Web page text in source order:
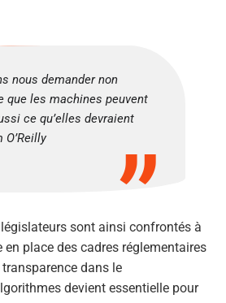
nous demander non
que les machines peuvent
ce qu’elles devraient
sont ainsi confrontés à
en place des cadres réglementaires
dans le
devient essentielle pour